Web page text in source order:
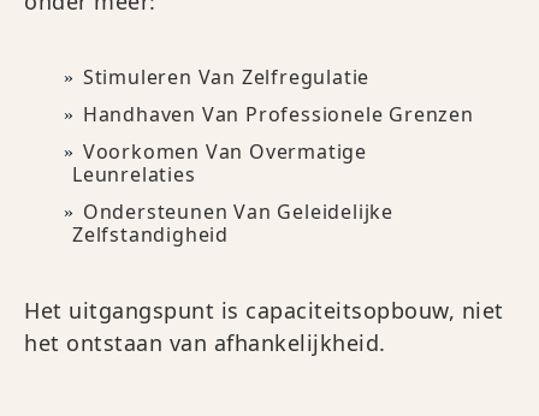
Stimuleren Van Zelfregulatie
Handhaven Van Professionele Grenzen
Voorkomen Van Overmatige
Leunrelaties
Ondersteunen Van Geleidelijke
Zelfstandigheid
Het uitgangspunt is capaciteitsopbouw, niet
het ontstaan van afhankelijkheid.